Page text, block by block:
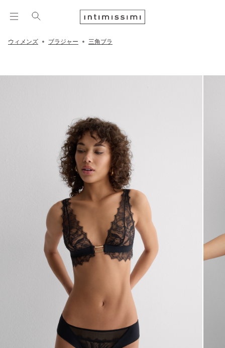
ウィメンズ ブラジャー 三角ブラ